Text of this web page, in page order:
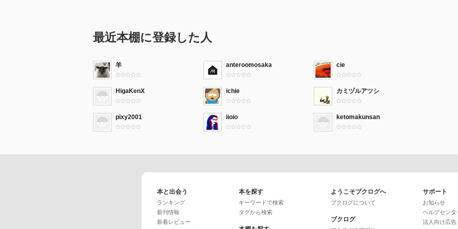
最近本棚に登録した人
羊 anteroomosaka cie
HigaKenX ichie カミヅルアツシ
pixy2001 iioio ketomakunsan
本と出会う
ランキング
新刊情報
新着レビュー
本を探す
キーワードで検索
タグから検索
ようこそブクログへ
ブクログについて
ブクログ
サポート
お知らせ
ヘルプセンタ
法人向け広告